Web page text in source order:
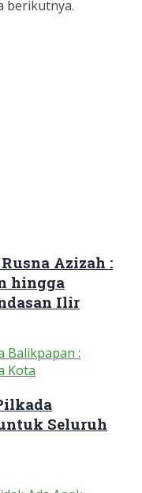
berikutnya.
Azizah :
hingga
Ilir
Seluruh